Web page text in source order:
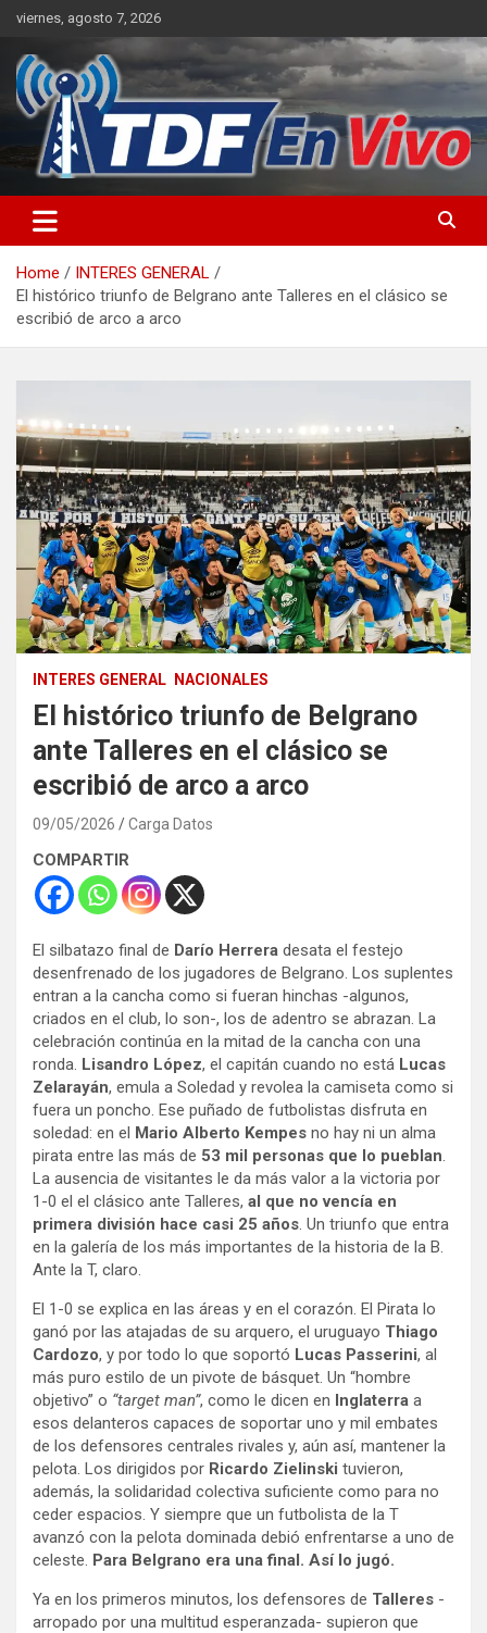
Skip
content
viernes, agosto 7, 2026
Home
INTERES GENERAL
El histórico triunfo de Belgrano ante Talleres en el clásico se
escribió de arco a arco
INTERES GENERAL NACIONALES
El histórico triunfo de Belgrano
ante Talleres en el clásico se
escribió de arco a arco
09/05/2026 Carga Datos
COMPARTIR
El silbatazo final de Darío Herrera desata el festejo
desenfrenado de los jugadores de Belgrano. Los suplentes
entran a la cancha como si fueran hinchas -algunos,
criados en el club, lo son-, los de adentro se abrazan. La
celebración continúa en la mitad de la cancha con una
ronda. Lisandro López, el capitán cuando no está Lucas
Zelarayán, emula a Soledad y revolea la camiseta como si
fuera un poncho. Ese puñado de futbolistas disfruta en
soledad: en el Mario Alberto Kempes no hay ni un alma
pirata entre las más de 53 mil personas que lo pueblan
La ausencia de visitantes le da más valor a la victoria por
1-0 el el clásico ante Talleres, al que no vencía en
primera división hace casi 25 años . Un triunfo que entra
en la galería de los más importantes de la historia de la B.
Ante la T, claro.
El 1-0 se explica en las áreas y en el corazón. El Pirata lo
ganó por las atajadas de su arquero, el uruguayo Thiago
Cardozo, y por todo lo que soportó Lucas Passerini, al
más puro estilo de un pivote de básquet. Un “hombre
objetivo” o “target man”, como le dicen en Inglaterra a
esos delanteros capaces de soportar uno y mil embates
de los defensores centrales rivales y, aún así, mantener la
pelota. Los dirigidos por Ricardo Zielinski tuvieron,
además, la solidaridad colectiva suficiente como para no
ceder espacios. Y siempre que un futbolista de la T
avanzó con la pelota dominada debió enfrentarse a uno de
celeste. Para Belgrano era una final. Así lo jugó.
Ya en los primeros minutos, los defensores de Talleres -
arropado por una multitud esperanzada- supieron que